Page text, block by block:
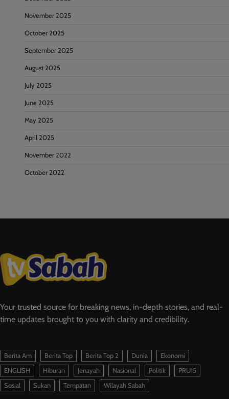
November 2025
October 2025
September 2025
August 2025
July 2025
June 2025
May 2025
April 2025
November 2022
October 2022
Your trusted source for breaking news, in-depth stories, and real-
time updates brought to you with clarity and credibility.
Berita Am Berita Top Berita Top 2 Dunia
Ekonomi
ENGLISH
Hiburan Jenayah Nasional Politik
PRU15
Sosial
Sukan Tempatan Wilayah Sabah